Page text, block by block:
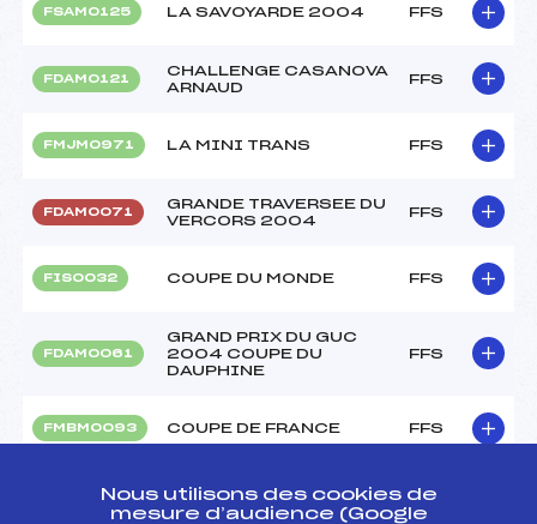
FSAM0125 LA SAVOYARDE 2004 FFS
FDAM0121
CHALLENGE CASANOVA
ARNAUD
FFS
FMJM0971 LA MINI TRANS FFS
FDAM0071
GRANDE TRAVERSEE DU
VERCORS 2004
FFS
FIS0032 COUPE DU MONDE FFS
FDAM0061
GRAND PRIX DU GUC
2004 COUPE DU
DAUPHINE
FFS
FMBM0093 COUPE DE FRANCE FFS
FDAM0051
FOULEE BLANCHE 40
KM définitive
FFS
Nous utilisons des cookies de
mesure d’audience (Google